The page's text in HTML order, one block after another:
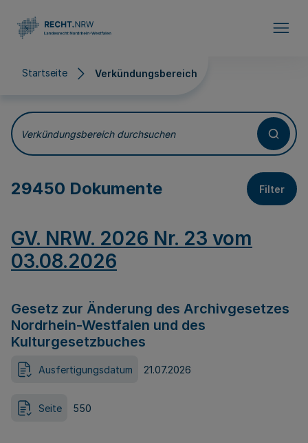
Startseite Verkündungsbereich
Verkündungsbereich
Verkündungsbereich durchsuchen
29450 Dokumente Filter
GV. NRW. 2026 Nr. 23 vom
03.08.2026
Gesetz zur Änderung des Archivgesetzes
Nordrhein-Westfalen und des
Kulturgesetzbuches
Ausfertigungsdatum 21.07.2026
Seite 550